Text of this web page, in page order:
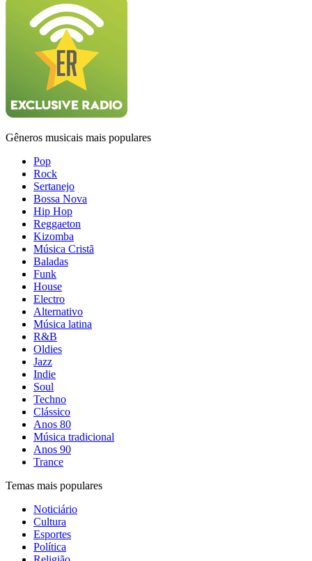
Gêneros musicais mais populares
Pop
Rock
Sertanejo
Bossa Nova
Hip Hop
Reggaeton
Kizomba
Música Cristã
Baladas
Funk
House
Electro
Alternativo
Música latina
R&B
Oldies
Jazz
Indie
Soul
Techno
Clássico
Anos 80
Música tradicional
Anos 90
Trance
Temas mais populares
Noticiário
Cultura
Esportes
Política